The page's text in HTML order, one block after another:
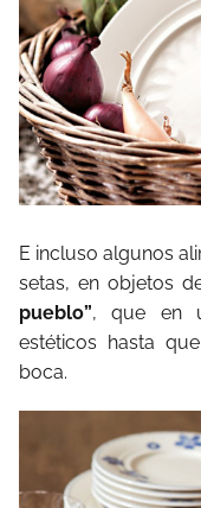
E incluso algunos
setas, en objetos
pueblo”, que en
estéticos hasta
boca.